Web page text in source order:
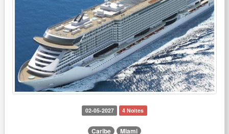
02-05-2027 4 Noites
Caribe Miami